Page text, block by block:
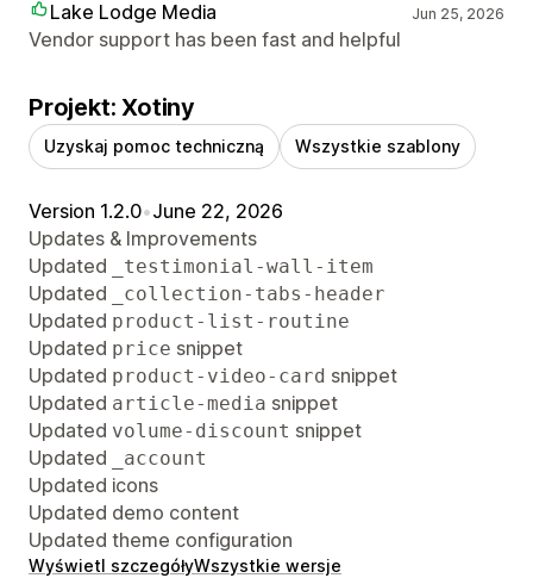
Lake Lodge Media Jun 25, 2026
Vendor support has been fast and helpful
Projekt: Xotiny
Uzyskaj pomoc techniczną Wszystkie szablony
Version 1.2.0•June 22, 2026
Updates & Improvements
Updated
_testimonial-wall-item
Updated _collection-tabs-header
Updated product-list-routine
Updated price snippet
Updated product-video-card snippet
Updated article-media snippet
Updated volume-discount snippet
Updated
_account
Updated icons
Updated demo content
Updated theme configuration
Wyświetl szczegółyWszystkie wersje